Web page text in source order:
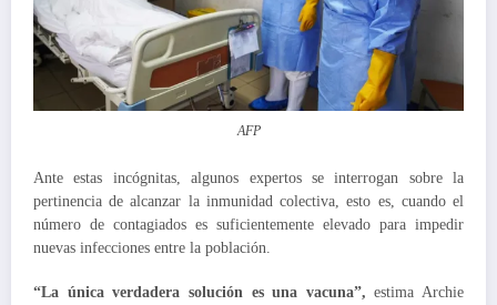
AFP
Ante estas incógnitas, algunos expertos se interrogan sobre la
pertinencia de alcanzar la inmunidad colectiva, esto es, cuando el
número de contagiados es suficientemente elevado para impedir
nuevas infecciones entre la población.
“La única verdadera solución es una vacuna”, estima Archie